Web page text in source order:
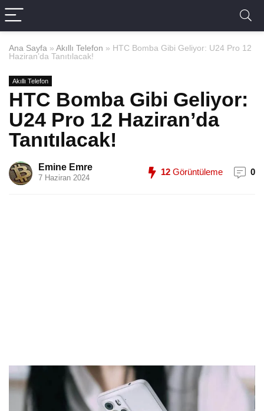
Ana Sayfa » Akıllı Telefon » HTC Bomba Gibi Geliyor: U24 Pro 12
Haziran’da Tanıtılacak!
Akıllı Telefon
HTC Bomba Gibi Geliyor:
U24 Pro 12 Haziran’da
Tanıtılacak!
Emine Emre
7 Haziran 2024
12 Görüntüleme 0